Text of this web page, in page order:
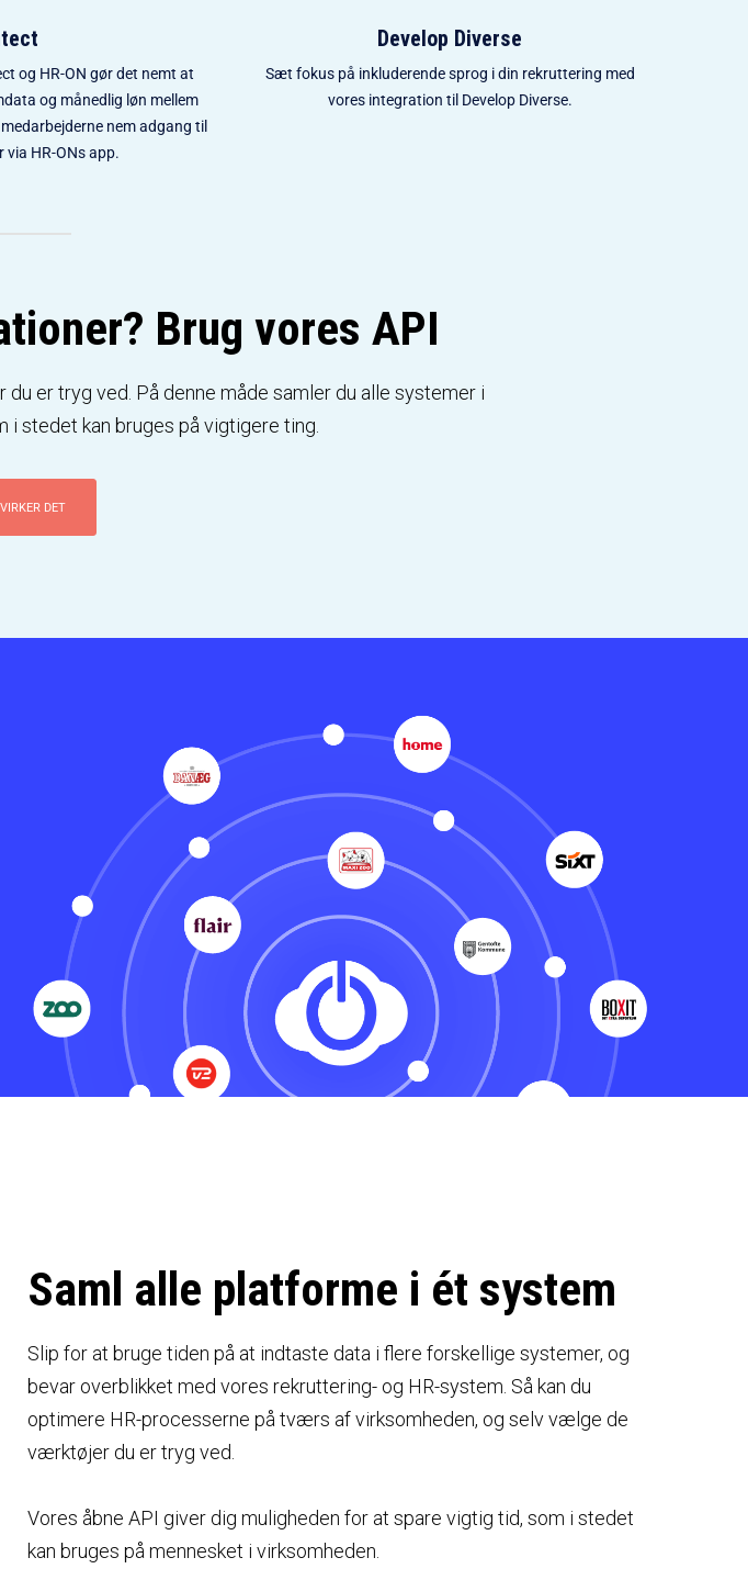
og HR-ON gør det nemt at
og månedlig løn mellem
nem adgang til
via HR-ONs app.
Develop Diverse
Sæt fokus på inkluderende sprog i din rekruttering med
vores integration til Develop Diverse.
Brug vores API
er tryg ved. På denne måde samler du alle systemer i
stedet kan bruges på vigtigere ting.
DET
Saml alle platforme i ét system
Slip for at bruge tiden på at indtaste data i flere forskellige systemer, og
bevar overblikket med vores rekruttering- og HR-system. Så kan du
optimere HR-processerne på tværs af virksomheden, og selv vælge de
værktøjer du er tryg ved.
Vores åbne API giver dig muligheden for at spare vigtig tid, som i stedet
kan bruges på mennesket i virksomheden.